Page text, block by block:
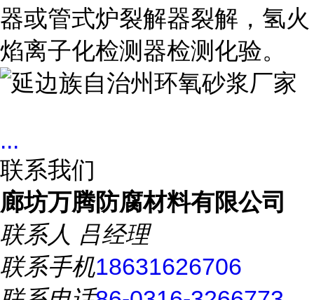
器或管式炉裂解器裂解，氢火
焰离子化检测器检测化验。
...
联系我们
廊坊万腾防腐材料有限公司
联系人 吕经理
联系手机18631626706